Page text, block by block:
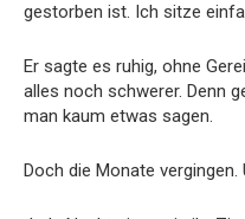
gestorben ist. Ich sitze
Er sagte es ruhig, ohne
alles noch schwerer. Denn
man kaum etwas sagen.
Doch die Monate